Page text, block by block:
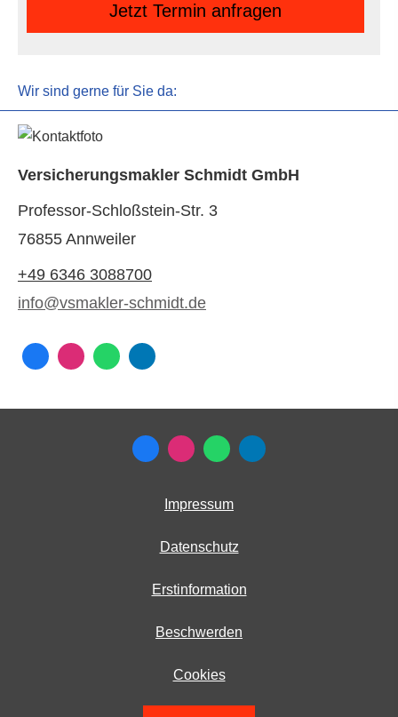
Jetzt Termin anfragen
Wir sind gerne für Sie da:
Ver­sicherungs­makler Schmidt GmbH
Professor-Schloßstein-Str. 3
76855 Annweiler
+49 6346 3088700
info@vsmakler-schmidt.de
Impressum
Datenschutz
Erstinformation
Beschwerden
Cookies